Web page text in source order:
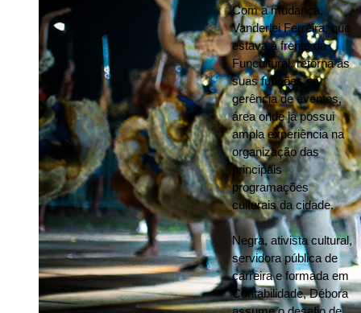
Com a mudança,
Vanderlei Ferreira, que
estava à frente da
Funcultural, retorna às
suas funções na
gerência de eventos,
área onde já possui
ampla experiência na
organização das
principais
programações
culturais da cidade.
Negra, ativista cultural,
servidora pública de
carreira e formada em
Contabilidade, Débora